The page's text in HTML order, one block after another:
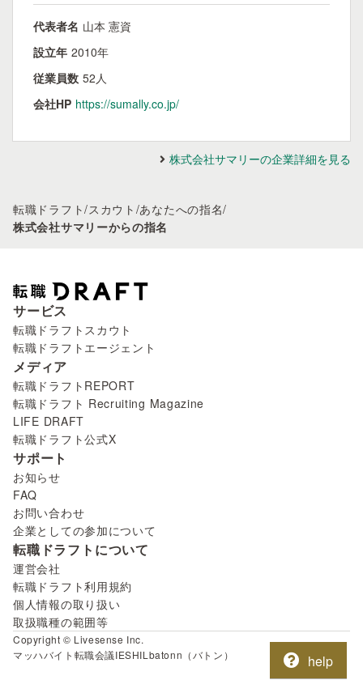
代表者名 山本 憲資
設立年 2010年
従業員数 52人
会社HP https://sumally.co.jp/
株式会社サマリーの企業詳細を見る
転職ドラフト/スカウト /あなたへの指名/
株式会社サマリーからの指名
サービス
転職ドラフトスカウト
転職ドラフトエージェント
メディア
転職ドラフトREPORT
転職ドラフト Recruiting Magazine
LIFE DRAFT
転職ドラフト公式X
サポート
お知らせ
FAQ
お問い合わせ
企業としての参加について
転職ドラフトについて
運営会社
転職ドラフト利用規約
個人情報の取り扱い
取扱職種の範囲等
Copyright © Livesense Inc.
マッハバイト 転職会議IESHIL batonn（バトン） help